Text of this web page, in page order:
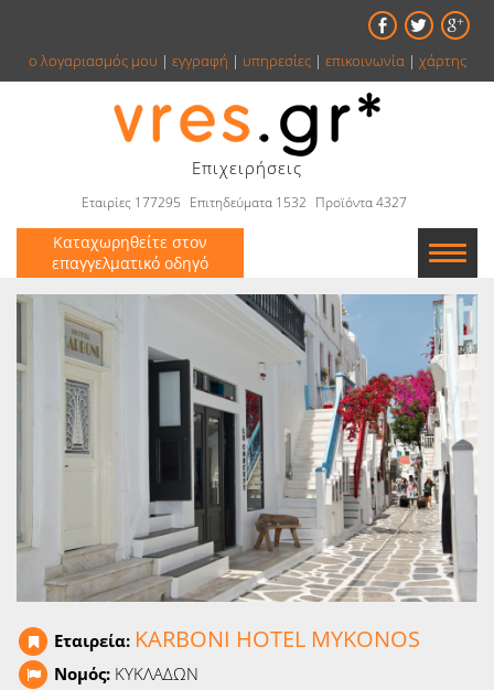
ο λογαριασμός μου | εγγραφή | υπηρεσίες| επικοινωνία| χάρτης
Επιχειρήσεις
Εταιρίες 177295 Επιτηδεύματα 1532 Προϊόντα 4327
Καταχωρηθείτε στον
επαγγελματικό οδηγό
Εταιρείες
Κατάλογος
Αγγελίες
Βιβλία
Ειδήσεις
Παιχνίδια
Ταινίες
Εταιρεία: KARBONI HOTEL MYKONOS
Νομός: ΚΥΚΛΑΔΩΝ